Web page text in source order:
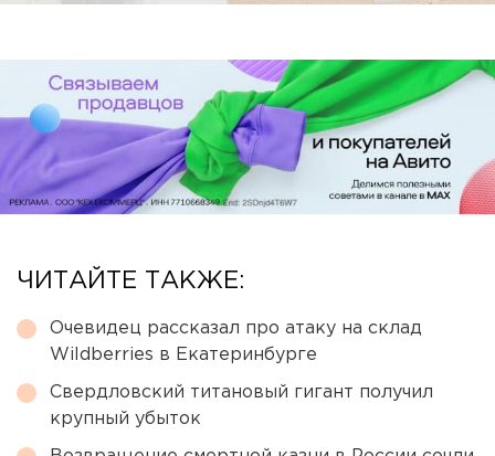
ЧИТАЙТЕ ТАКЖЕ:
Очевидец рассказал про атаку на склад
Wildberries в Екатеринбурге
Свердловский титановый гигант получил
крупный убыток